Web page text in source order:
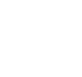
der nicht
des
darstellen,